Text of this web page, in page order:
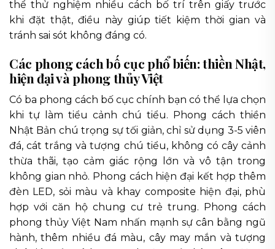
thể thử nghiệm nhiều cách bố trí trên giấy trước
khi đặt thật, điều này giúp tiết kiệm thời gian và
tránh sai sót không đáng có.
Các phong cách bố cục phổ biến: thiền Nhật,
hiện đại và phong thủy Việt
Có ba phong cách bố cục chính bạn có thể lựa chọn
khi tự làm tiểu cảnh chú tiểu. Phong cách thiền
Nhật Bản chú trọng sự tối giản, chỉ sử dụng 3-5 viên
đá, cát trắng và tượng chú tiểu, không có cây cảnh
thừa thãi, tạo cảm giác rộng lớn và vô tận trong
không gian nhỏ. Phong cách hiện đại kết hợp thêm
đèn LED, sỏi màu và khay composite hiện đại, phù
hợp với căn hộ chung cư trẻ trung. Phong cách
phong thủy Việt Nam nhấn mạnh sự cân bằng ngũ
hành, thêm nhiều đá màu, cây may mắn và tượng